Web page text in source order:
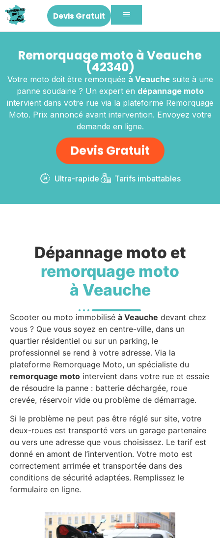
Devis Gratuit
Remorquage moto à Veauche
(42340)
Votre moto doit être remorquée à Veauchesuite à une
panne soudaine ? Un expert en dépannage moto
intervient dans votre rue via la plateforme Remorquage
Moto. Prix annoncé avant intervention. Envoyez votre
demande en ligne.
Devis Gratuit
Ultra-rapide Tarifs imbattables
Dépannage moto et
remorquage moto
à Veauche
Scooter ou moto immobilisé à Veauche devant chez
vous ? Que vous soyez en centre-ville, dans un
quartier résidentiel ou sur un parking, le
professionnel se rend à votre adresse. Via la
plateforme Remorquage Moto, un spécialiste du
remorquage moto intervient dans votre rue et essaie
de résoudre la panne : batterie déchargée, roue
crevée, réservoir vide ou problème de démarrage.
Si le problème ne peut pas être réglé sur site, votre
deux-roues est transporté vers un garage partenaire
ou vers une adresse que vous choisissez. Le tarif est
donné en amont de l’intervention. Votre moto est
correctement arrimée et transportée dans des
conditions de sécurité adaptées. Remplissez le
formulaire en ligne.